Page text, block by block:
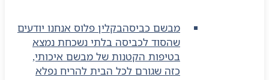
מבשם כביסהבקלין פלוס אנחנו יודעים
שהסוד לכביסה בלתי נשכחת נמצא
בטיפות הקטנות של מבשם איכותי,
כזה שגורם לכל הבית להריח נפלא